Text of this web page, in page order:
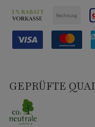
GEPRÜFTE